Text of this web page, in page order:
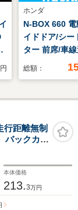
ホンダ
N-BOX 660
イドドア/シー
ター 前席/車
止支援システ
ントロール/禁
バッグ 助手席
総額：
距離無制
ックカメ
ロー
コン フ
本体価格
213.3万円